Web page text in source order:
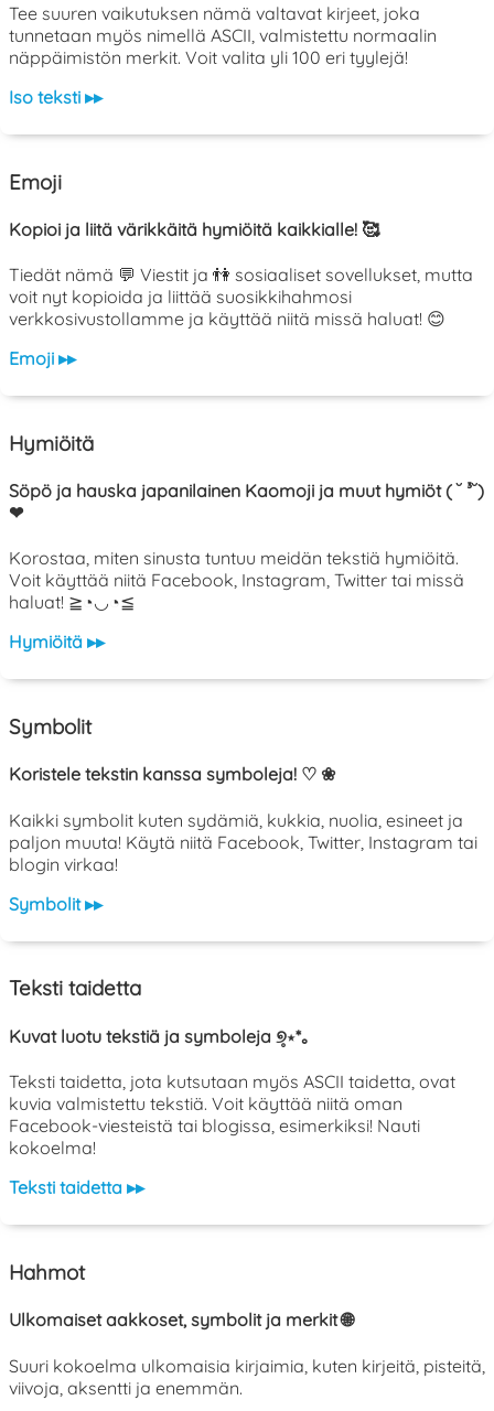
Tee suuren vaikutuksen nämä valtavat kirjeet, joka
tunnetaan myös nimellä ASCII, valmistettu normaalin
näppäimistön merkit. Voit valita yli 100 eri tyylejä!
Iso teksti ▸▸
Emoji
Kopioi ja liitä värikkäitä hymiöitä kaikkialle! 🥰
Tiedät nämä 💬 Viestit ja 👫 sosiaaliset sovellukset, mutta
voit nyt kopioida ja liittää suosikkihahmosi
verkkosivustollamme ja käyttää niitä missä haluat! 😊
Emoji ▸▸
Hymiöitä
Söpö ja hauska japanilainen Kaomoji ja muut hymiöt ( ˘ ³˘)
❤
Korostaa, miten sinusta tuntuu meidän tekstiä hymiöitä.
Voit käyttää niitä Facebook, Instagram, Twitter tai missä
haluat! ≧◔◡◔≦
Hymiöitä ▸▸
Symbolit
Koristele tekstin kanssa symboleja! ♡ ❀
Kaikki symbolit kuten sydämiä, kukkia, nuolia, esineet ja
paljon muuta! Käytä niitä Facebook, Twitter, Instagram tai
blogin virkaa!
Symbolit ▸▸
Teksti taidetta
Kuvat luotu tekstiä ja symboleja ୭̥⋆*｡
Teksti taidetta, jota kutsutaan myös ASCII taidetta, ovat
kuvia valmistettu tekstiä. Voit käyttää niitä oman
Facebook-viesteistä tai blogissa, esimerkiksi! Nauti
kokoelma!
Teksti taidetta ▸▸
Hahmot
Ulkomaiset aakkoset, symbolit ja merkit 🌐
Suuri kokoelma ulkomaisia kirjaimia, kuten kirjeitä, pisteitä,
viivoja, aksentti ja enemmän.